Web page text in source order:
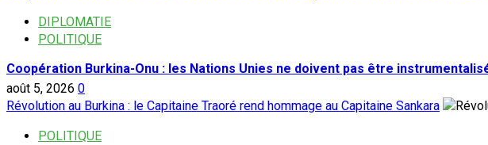
DIPLOMATIE
POLITIQUE
Coopération Burkina-Onu : les Nations Unies ne doivent pas être
août 5, 2026 0
Révolution au Burkina : le Capitaine Traoré rend hommage au Capitaine Sankara
POLITIQUE